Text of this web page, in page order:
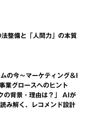
整備と「人間力」の本質
の今～マーケティング＆I
業グロースへのヒント
の背景・理由は？」 AIが
み解く、レコメンド設計